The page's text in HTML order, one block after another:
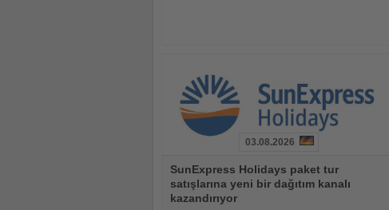
Oku
03.08.2026
SunExpress Holidays paket tur
satışlarına yeni bir dağıtım kanalı
kazandırıyor